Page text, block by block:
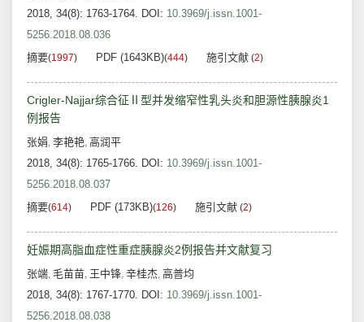
2018, 34(8): 1763-1764. DOI: 10.3969/j.issn.1001-
5256.2018.08.036
摘要(1997) PDF (1643KB)(444) 施引文献 (2)
Crigler-Najjar综合征Ⅱ型并发缩窄性乳头炎和胆源性胰腺炎1
例报告
张娟, 李艳艳, 高润平
2018, 34(8): 1765-1766. DOI: 10.3969/j.issn.1001-
5256.2018.08.037
摘要(614) PDF (173KB)(126) 施引文献 (2)
妊娠期高脂血症性重症胰腺炎2例报告并文献复习
张端, 毛苗苗, 王中锋, 辛桂杰, 高普均
2018, 34(8): 1767-1770. DOI: 10.3969/j.issn.1001-
5256.2018.08.038